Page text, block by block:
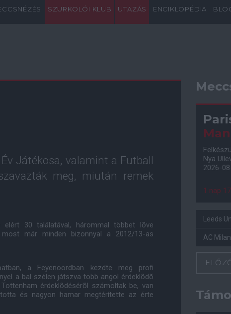
SZURKOLÓI KLUB UTAZÁS ENCIKLOPÉDIA
Játékosa, valamint a Futball
meg, miután remek
30 találatával, hárommal többet lõve
most már minden bizonnyal a 2012/13-as
a Feyenoordban kezdte meg profi
a bal szélen játszva több angol érdeklõdõ
érdeklõdésérõl számoltak be, van
és nagyon hamar megtérítette az érte
Nya
2026-
1 nap
Leeds
AC Milan